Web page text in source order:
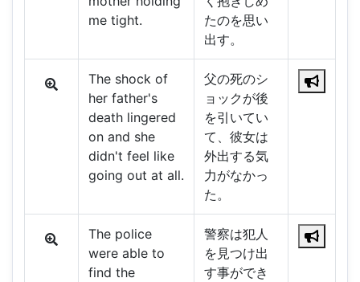
me tight.
たのを思い
出す。
The shock of
her father's
death lingered
on and she
didn't feel like
going out at all.
父の死のシ
ョックが後
を引いてい
て、彼女は
外出する気
力がなかっ
た。
The police
were able to
find the
警察は犯人
を見つけ出
す事ができ